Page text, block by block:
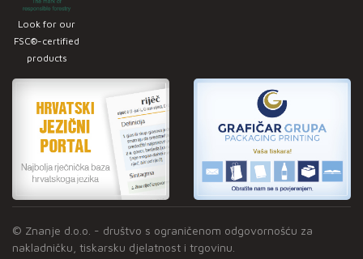
Look for our
FSC®-certified
products
© Znanje d.o.o. - društvo s ograničenom odgovornošću za
nakladničku, tiskarsku djelatnost i trgovinu.